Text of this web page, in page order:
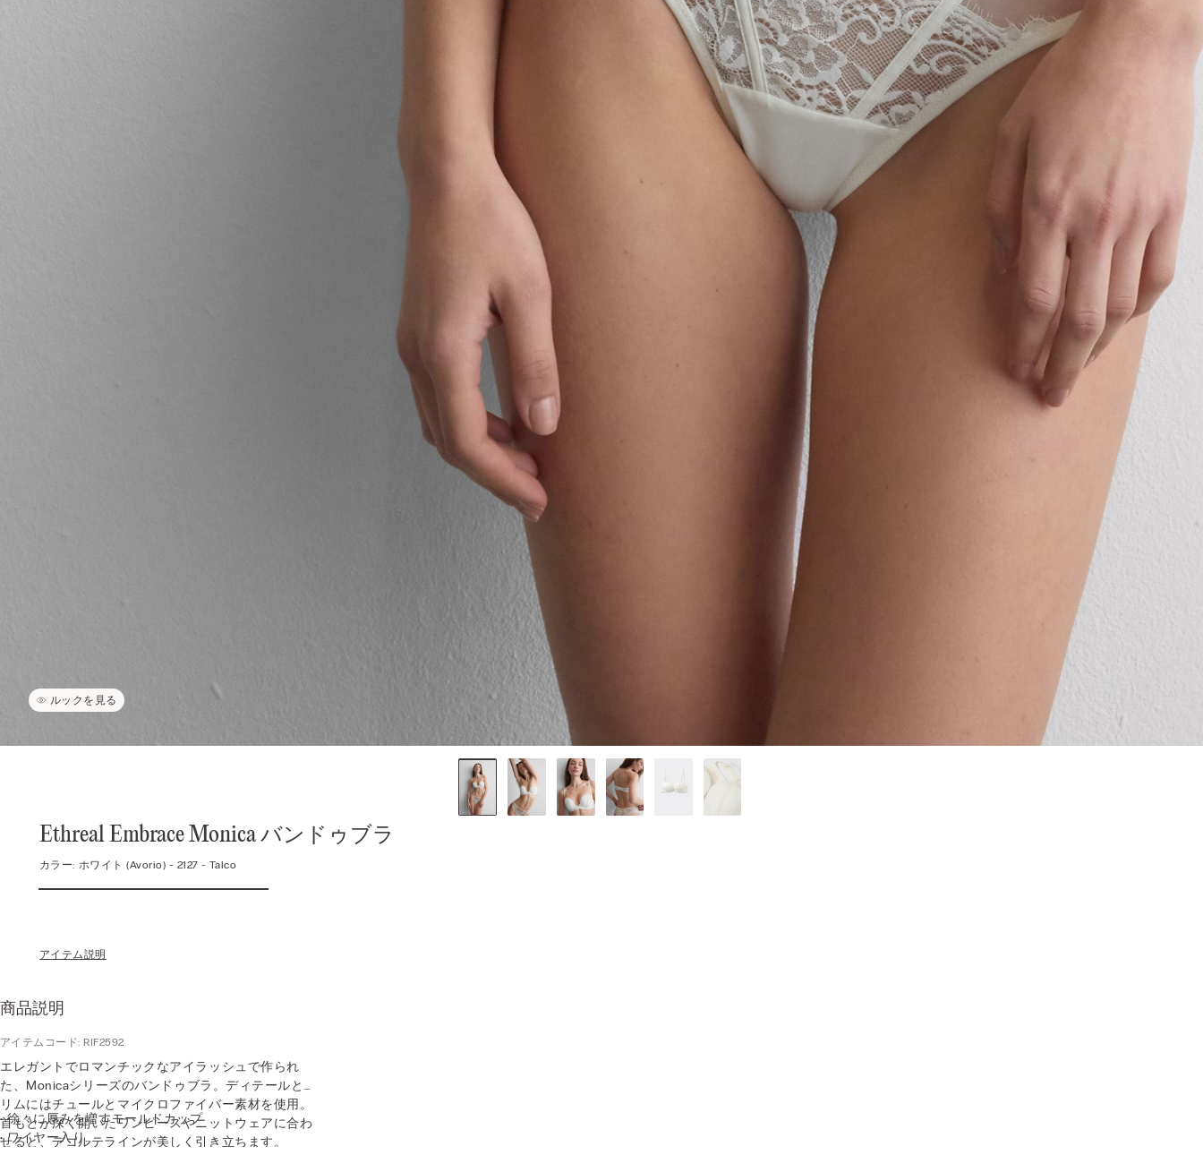
ルックを見る
Ethreal Embrace Monica バンドゥブラ
カラー: ホワイト (avorio) - 2127 - Talco
アイテム説明
商品説明
アイテムコード: RIF2592
エレガントでロマンチックなアイラッシュで作られ
た、Monicaシリーズのバンドゥブラ。ディテールとト
リムにはチュールとマイクロファイバー素材を使用。
首もとが深く開いたワンピースやニットウェアに合わ
せると、デコルテラインが美しく引き立ちます。
• 徐々に厚みを増すモールドカップ
• ワイヤー入り